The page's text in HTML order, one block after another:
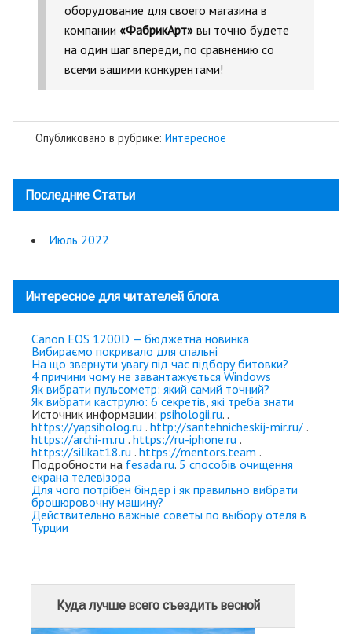
оборудование для своего магазина в
компании «ФабрикАрт» вы точно будете
на один шаг впереди, по сравнению со
всеми вашими конкурентами!
Опубликовано в рубрике: Интересное
Последние Статьи
Июль 2022
Интересное для читателей блога
Canon EOS 1200D — бюджетна новинка
Вибираємо покривало для спальні
На що звернути увагу під час підбору битовки?
4 причини чому не завантажується Windows
Як вибрати пульсометр: який самий точний?
Як вибрати каструлю: 6 секретів, які треба знати
Источник информации: psihologii.ru. .
https://yapsiholog.ru . http://santehnicheskij-mir.ru/ .
https://archi-m.ru . https://ru-iphone.ru .
https://silikat18.ru . https://mentors.team .
Подробности на fesada.ru. 5 способів очищення
екрана телевізора
Для чого потрібен біндер і як правильно вибрати
брошюровочну машину?
Действительно важные советы по выбору отеля в
Турции
Куда лучше всего съездить весной